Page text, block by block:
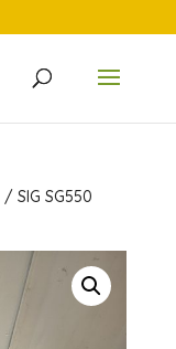
/ SIG SG550